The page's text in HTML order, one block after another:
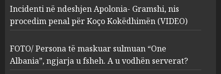
3
FOTO/ Persona të maskuar
sulmuan “One Albania”,
ngjarja u fsheh. A u vodhën
serverat?
MARCH 25, 2025
Incidenti në ndeshjen Apolonia- Gramshi, nis
procedim penal për Koço Kokëdhimën (VIDEO)
FOTO/ Persona të maskuar sulmuan “One
Albania”, ngjarja u fsheh. A u vodhën serverat?